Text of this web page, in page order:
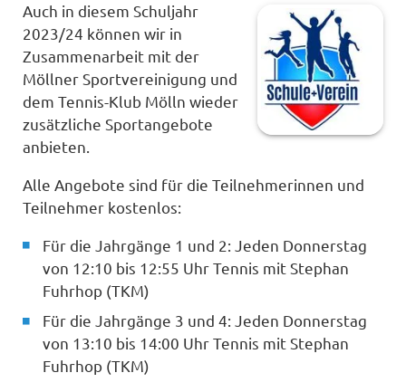
Auch in diesem Schuljahr
2023/24 können wir in
Zusammenarbeit mit der
Möllner Sportvereinigung und
dem Tennis-Klub Mölln wieder
zusätzliche Sportangebote
anbieten.
Alle Angebote sind für die Teilnehmerinnen und
Teilnehmer kostenlos:
Für die Jahrgänge 1 und 2: Jeden Donnerstag
von 12:10 bis 12:55 Uhr Tennis mit Stephan
Fuhrhop (TKM)
Für die Jahrgänge 3 und 4: Jeden Donnerstag
von 13:10 bis 14:00 Uhr Tennis mit Stephan
Fuhrhop (TKM)